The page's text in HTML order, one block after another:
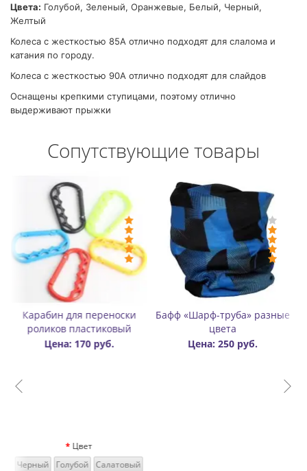
Цвета: Голубой, Зеленый, Оранжевые, Белый, Черный,
Желтый
Колеса с жесткостью 85А отлично подходят для слалома и
катания по городу.
Колеса с жесткостью 90А отлично подходят для слайдов
Оснащены крепкими ступицами, поэтому отлично
выдерживают прыжки
Сопутствующие товары
труба» разные
цвета
250 руб.
Значок (пин) металлический
Цена: 300 руб.
Бафф-
Цена: 300